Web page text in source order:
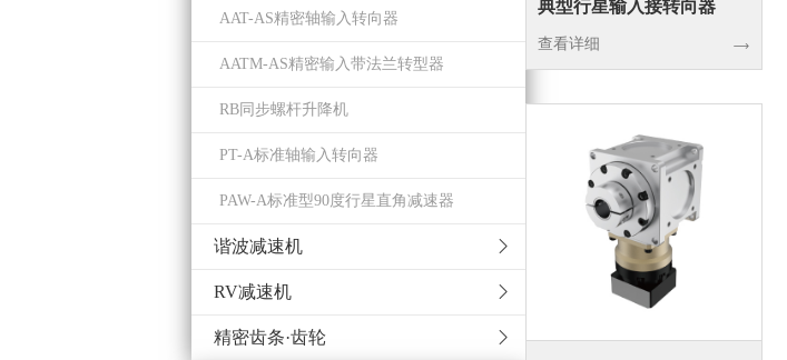
AAT-AS精密轴输入转向器
AATM-AS精密输入带法兰转型器
RB同步螺杆升降机
PT-A标准轴输入转向器
PAW-A标准型90度行星直角减速器
谐波减速机
RV减速机
精密齿条·齿轮
典型行星输入接转向器
查看详细